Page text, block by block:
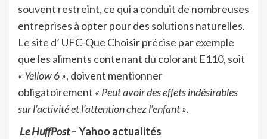
souvent restreint, ce qui a conduit de nombreuses
entreprises à opter pour des solutions naturelles.
Le site d’ UFC-Que Choisir précise par exemple
que les aliments contenant du colorant E110, soit
« Yellow 6 », doivent mentionner
obligatoirement « Peut avoir des effets indésirables
sur l’activité et l’attention chez l’enfant ».
Le HuffPost– Yahoo actualités